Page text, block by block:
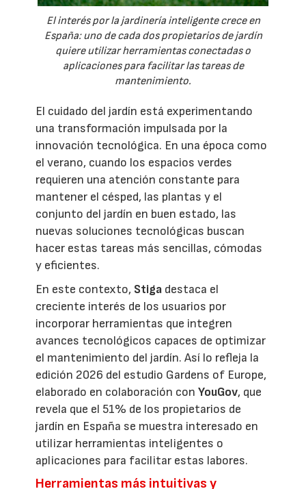
El interés por la jardinería inteligente crece en
España: uno de cada dos propietarios de jardín
quiere utilizar herramientas conectadas o
aplicaciones para facilitar las tareas de
mantenimiento.
El cuidado del jardín está experimentando
una transformación impulsada por la
innovación tecnológica. En una época como
el verano, cuando los espacios verdes
requieren una atención constante para
mantener el césped, las plantas y el
conjunto del jardín en buen estado, las
nuevas soluciones tecnológicas buscan
hacer estas tareas más sencillas, cómodas
y eficientes.
En este contexto, Stiga destaca el
creciente interés de los usuarios por
incorporar herramientas que integren
avances tecnológicos capaces de optimizar
el mantenimiento del jardín. Así lo refleja la
edición 2026 del estudio Gardens of Europe,
elaborado en colaboración conYouGov, que
revela que el 51% de los propietarios de
jardín en España se muestra interesado en
utilizar herramientas inteligentes o
aplicaciones para facilitar estas labores.
Herramientas más intuitivas y